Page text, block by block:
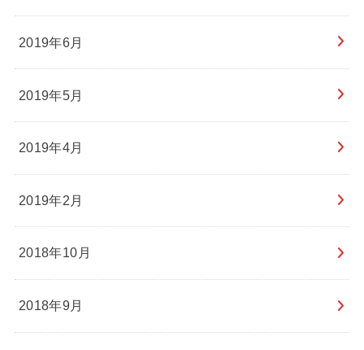
2019年6月
2019年5月
2019年4月
2019年2月
2018年10月
2018年9月